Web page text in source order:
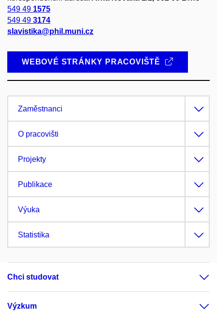
549 49 1575
549 49 3174
slavistika@phil.muni.cz
WEBOVÉ STRÁNKY PRACOVIŠTĚ
Zaměstnanci
O pracovišti
Projekty
Publikace
Výuka
Statistika
Chci studovat
Výzkum